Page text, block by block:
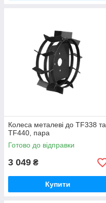
Колеса металеві до TF338 та
TF440, пара
Готово до відправки
3 049 ₴
Купити